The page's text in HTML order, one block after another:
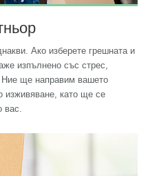
Ако изберете грешната и
изпълнено със стрес,
Ние ще направим вашето
изживяване, като ще се
вас.